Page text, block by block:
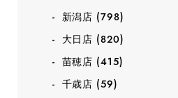
新潟店 (798)
大日店 (820)
苗穂店 (415)
千歳店 (59)